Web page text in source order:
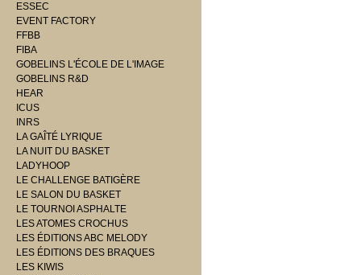
ESSEC
EVENT FACTORY
FFBB
FIBA
GOBELINS L'ÉCOLE DE L'IMAGE
GOBELINS R&D
HEAR
ICUS
INRS
LA GAÎTÉ LYRIQUE
LA NUIT DU BASKET
LADYHOOP
LE CHALLENGE BATIGÈRE
LE SALON DU BASKET
LE TOURNOI ASPHALTE
LES ATOMES CROCHUS
LES ÉDITIONS ABC MELODY
LES ÉDITIONS DES BRAQUES
LES KIWIS